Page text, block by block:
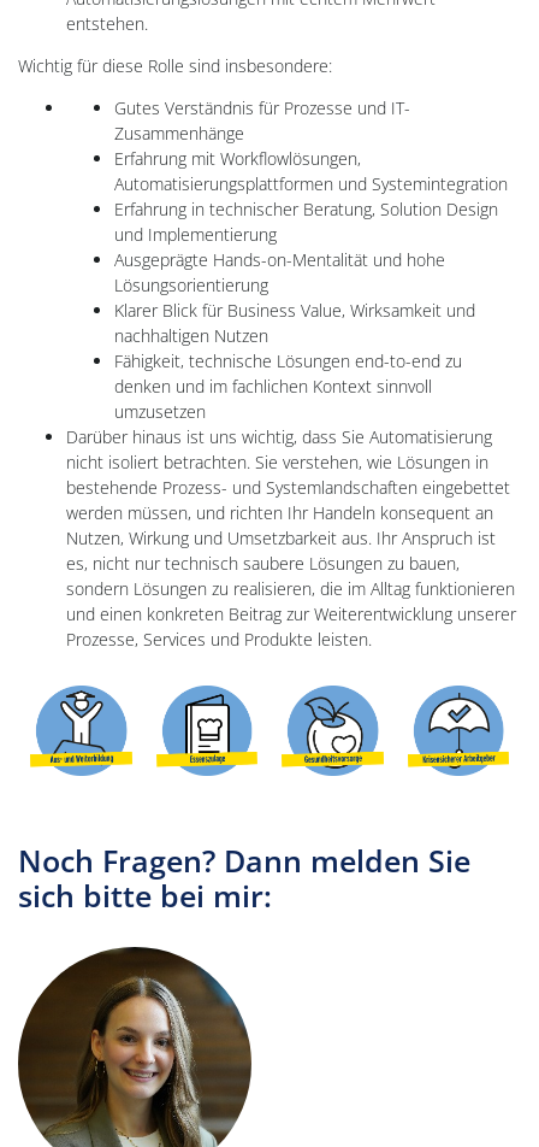
entstehen.
Wichtig für diese Rolle sind insbesondere:
Gutes Verständnis für Prozesse und IT-
Zusammenhänge
Erfahrung mit Workflowlösungen,
Automatisierungsplattformen und Systemintegration
Erfahrung in technischer Beratung, Solution Design
und Implementierung
Ausgeprägte Hands-on-Mentalität und hohe
Lösungsorientierung
Klarer Blick für Business Value, Wirksamkeit und
nachhaltigen Nutzen
Fähigkeit, technische Lösungen end-to-end zu
denken und im fachlichen Kontext sinnvoll
umzusetzen
Darüber hinaus ist uns wichtig, dass Sie Automatisierung
nicht isoliert betrachten. Sie verstehen, wie Lösungen in
bestehende Prozess- und Systemlandschaften eingebettet
werden müssen, und richten Ihr Handeln konsequent an
Nutzen, Wirkung und Umsetzbarkeit aus. Ihr Anspruch ist
es, nicht nur technisch saubere Lösungen zu bauen,
sondern Lösungen zu realisieren, die im Alltag funktionieren
und einen konkreten Beitrag zur Weiterentwicklung unserer
Prozesse, Services und Produkte leisten.
Noch Fragen? Dann melden Sie
sich bitte bei mir: